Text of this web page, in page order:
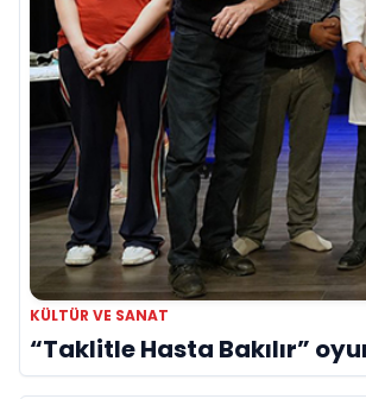
KÜLTÜR VE SANAT
“Taklitle Hasta Bakılır”